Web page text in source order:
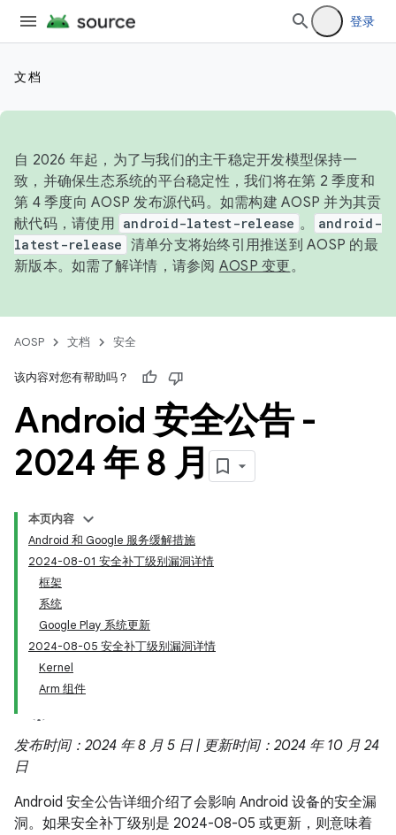
登录
文档
自 2026 年起，为了与我们的主干稳定开发模型保持一
致，并确保生态系统的平台稳定性，我们将在第 2 季度和
第 4 季度向 AOSP 发布源代码。如需构建 AOSP 并为其贡
献代码，请使用 android-latest-release 。
android-
latest-release 清单分支将始终引用推送到 AOSP 的最
新版本。如需了解详情，请参阅 AOSP 变更。
AOSP 文档 安全
该内容对您有帮助吗？
Android 安全公告 -
2024 年 8 月
本页内容
Android 和 Google 服务缓解措施
2024-08-01 安全补丁级别漏洞详情
框架
系统
Google Play 系统更新
2024-08-05 安全补丁级别漏洞详情
Kernel
Arm 组件
发布时间：2024 年 8 月 5 日 | 更新时间：2024 年 10 月 24
日
Android 安全公告详细介绍了会影响 Android 设备的安全漏
洞。如果安全补丁级别是 2024-08-05 或更新，则意味着